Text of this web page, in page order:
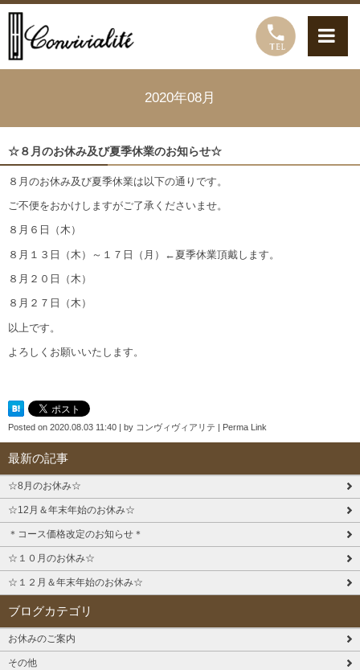
2020年08月
☆８月のお休み及び夏季休業のお知らせ☆
８月のお休み及び夏季休業は以下の通りです。
ご不便をおかけしますがご了承くださいませ。
８月６日（木）
８月１３日（木）～１７日（月）←夏季休業頂戴します。
８月２０日（木）
８月２７日（木）
以上です。
よろしくお願いいたします。
Posted on 2020.08.03 11:40 by コンヴィヴィアリテ Perma Link
最新の記事
☆8月のお休み☆
☆12月＆年末年始のお休み☆
＊コース価格改定のお知らせ＊
☆１０月のお休み☆
☆１２月＆年末年始のお休み☆
ブログカテゴリ
お休みのご案内
その他